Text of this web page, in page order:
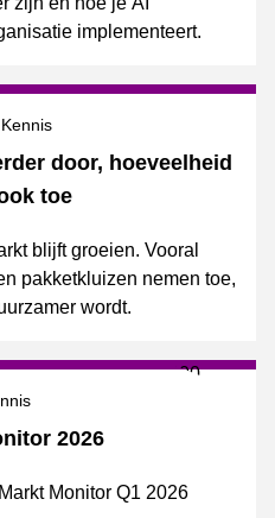
implementeert.
door, hoeveelheid
toe
Onderwerpen
Kennis
blijft groeien. Vooral
pakketkluizen nemen toe,
wordt.
2026
Monitor Q1 2026